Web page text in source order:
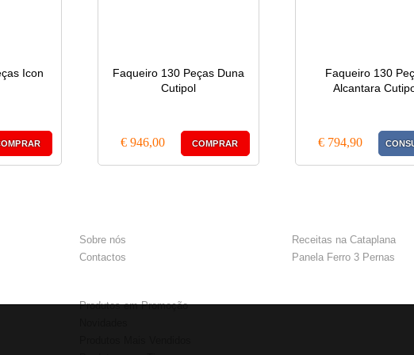
Icon
Faqueiro 130 Peças Duna
Cutipol
€ 946,00 COMPRAR
Faqueiro 130
Alcantara
€ 794,90
Sobre nós
Contactos
Produtos em Promoção
Receitas na Cataplana
Panela Ferro 3 Pernas